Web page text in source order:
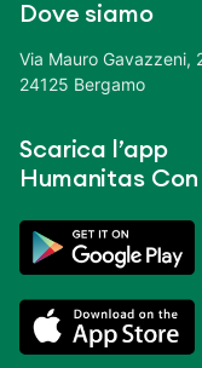
Dove siamo
Via Mauro Gavazzeni,
24125 Bergamo
Scarica l’app
Humanitas Con